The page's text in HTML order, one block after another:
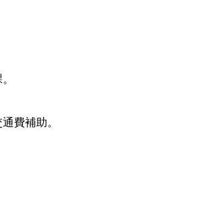
費補助。